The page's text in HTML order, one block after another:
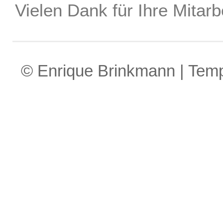
Vielen Dank für Ihre
© Enrique Brinkmann |